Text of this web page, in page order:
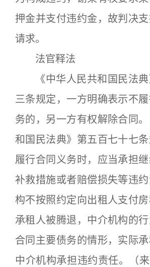
押金并支付违约金，故判决
请求。
法官释法
《中华人民共和国民法典
三条规定，一方明确表示不
务的，另一方有权解除合同
和国民法典》第五百七十七
履行合同义务时，应当承担
补救措施或者赔偿损失等违
构不按照约定向出租人支付
承租人被腾退，中介机构的
合同主要债务的情形，实际
中介机构承担违约责任。（